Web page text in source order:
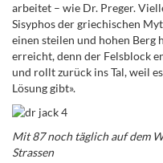
arbeitet – wie Dr. Preger.
Sisyphos der griechischen
einen steilen und hohen Berg
erreicht, denn der Felsblock
und rollt zurück ins Tal, weil
Lösung gibt».
Mit 87 noch täglich auf dem
Strassen